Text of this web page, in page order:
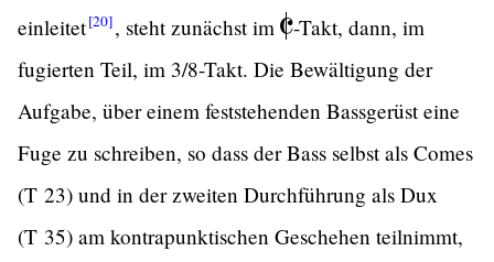
einleitet[20], steht zunächst im
-Takt, dann, im
fugierten Teil, im 3/8-Takt. Die Bewältigung der
Aufgabe, über einem feststehenden Bassgerüst eine
Fuge zu schreiben, so dass der Bass selbst als Comes
(T 23) und in der zweiten Durchführung als Dux
(T 35) am kontrapunktischen Geschehen teilnimmt,